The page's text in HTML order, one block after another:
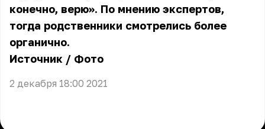
конечно, верю». По мнению экспертов,
тогда родственники смотрелись более
органично.
Источник / Фото
2 декабря 18:00 2021